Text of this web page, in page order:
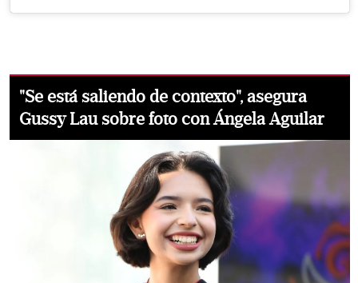
"Se está saliendo de contexto", asegura
Gussy Lau sobre foto con Ángela Aguilar